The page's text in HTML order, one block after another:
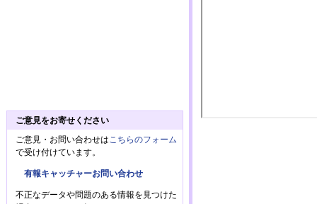
ご意見をお寄せください
ご意見・お問い合わせは こちらのフォーム
で受け付けています。
有報キャッチャーお問い合わせ
不正なデータや問題のある情報を見つけた